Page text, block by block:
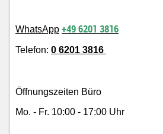
WhatsApp +49 6201 3816
Telefon: 0 6201 3816
Öffnungszeiten Büro
Mo. - Fr. 10:00 - 17:00 Uhr